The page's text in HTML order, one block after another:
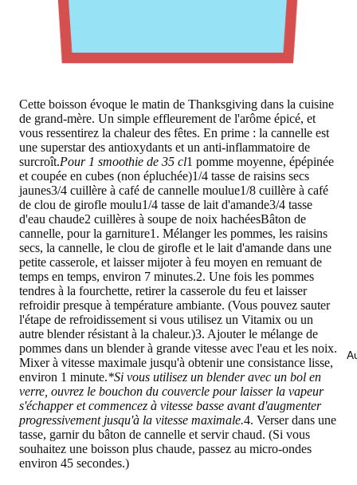
Cette boisson évoque le matin de Thanksgiving dans la cuisine
de grand-mère. Un simple effleurement de l'arôme épicé, et
vous ressentirez la chaleur des fêtes. En prime : la cannelle est
une superstar des antioxydants et un anti-inflammatoire de
surcroît.Pour 1 smoothie de 35 cl1 pomme moyenne, épépinée
et coupée en cubes (non épluchée)1/4 tasse de raisins secs
jaunes3/4 cuillère à café de cannelle moulue1/8 cuillère à café
de clou de girofle moulu1/4 tasse de lait d'amande3/4 tasse
d'eau chaude2 cuillères à soupe de noix hachéesBâton de
cannelle, pour la garniture1. Mélanger les pommes, les raisins
secs, la cannelle, le clou de girofle et le lait d'amande dans une
petite casserole, et laisser mijoter à feu moyen en remuant de
temps en temps, environ 7 minutes.2. Une fois les pommes
tendres à la fourchette, retirer la casserole du feu et laisser
refroidir presque à température ambiante. (Vous pouvez sauter
l'étape de refroidissement si vous utilisez un Vitamix ou un
autre blender résistant à la chaleur.)3. Ajouter le mélange de
pommes dans un blender à grande vitesse avec l'eau et les noix.
Mixer à vitesse maximale jusqu'à obtenir une consistance lisse,
environ 1 minute.*Si vous utilisez un blender avec un bol en
verre, ouvrez le bouchon du couvercle pour laisser la vapeur
s'échapper et commencez à vitesse basse avant d'augmenter
progressivement jusqu'à la vitesse maximale.4. Verser dans une
tasse, garnir du bâton de cannelle et servir chaud. (Si vous
souhaitez une boisson plus chaude, passez au micro-ondes
environ 45 secondes.)